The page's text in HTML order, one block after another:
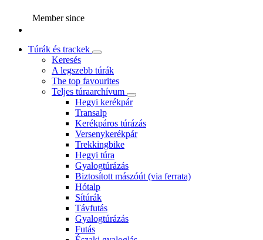
Member since
Túrák és trackek
Keresés
A legszebb túrák
The top favourites
Teljes túraarchívum
Hegyi kerékpár
Transalp
Kerékpáros túrázás
Versenykerékpár
Trekkingbike
Hegyi túra
Gyalogtúrázás
Biztosított mászóút (via ferrata)
Hótalp
Sítúrák
Távfutás
Gyalogtúrázás
Futás